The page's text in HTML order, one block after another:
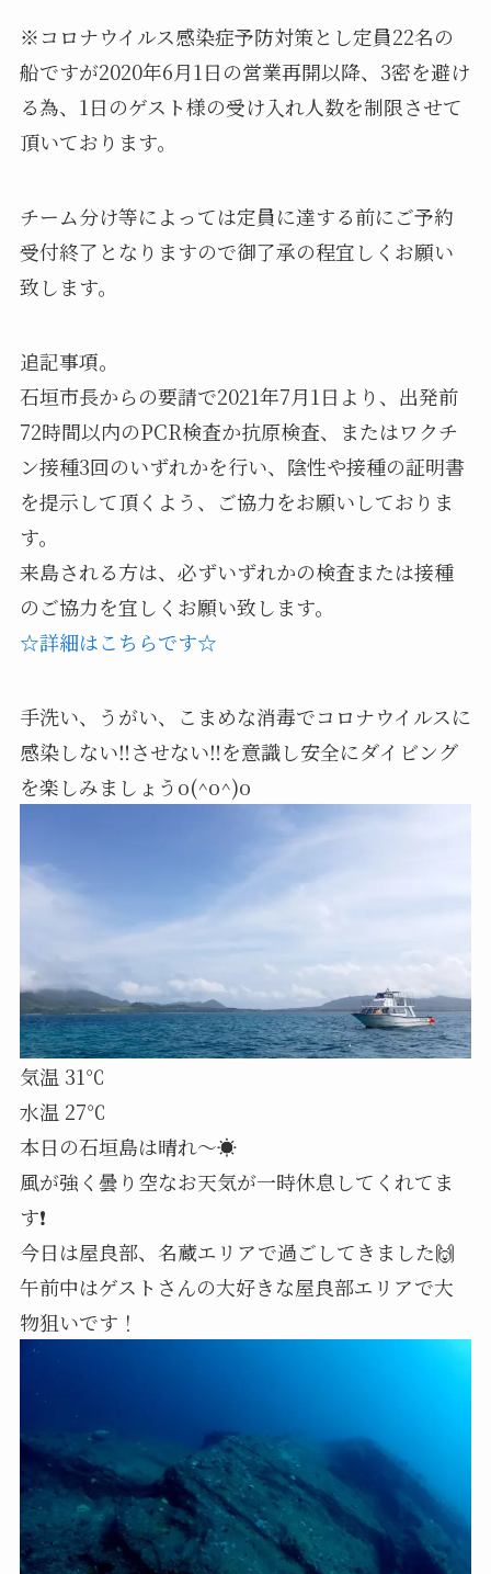
※コロナウイルス感染症予防対策とし定員22名の
船ですが2020年6月1日の営業再開以降、3密を避け
る為、1日のゲスト様の受け入れ人数を制限させて
頂いております。
チーム分け等によっては定員に達する前にご予約
受付終了となりますので御了承の程宜しくお願い
致します。
追記事項。
石垣市長からの要請で2021年7月1日より、出発前
72時間以内のPCR検査か抗原検査、またはワクチ
ン接種3回のいずれかを行い、陰性や接種の証明書
を提示して頂くよう、ご協力をお願いしておりま
す。
来島される方は、必ずいずれかの検査または接種
のご協力を宜しくお願い致します。
☆詳細はこちらです☆
手洗い、うがい、こまめな消毒でコロナウイルスに
感染しない‼️させない‼️を意識し安全にダイビング
を楽しみましょうo(^o^)o
気温 31℃
水温 27℃
本日の石垣島は晴れ～☀️
風が強く曇り空なお天気が一時休息してくれてま
す❗
今日は屋良部、名蔵エリアで過ごしてきました🙌
午前中はゲストさんの大好きな屋良部エリアで大
物狙いです！